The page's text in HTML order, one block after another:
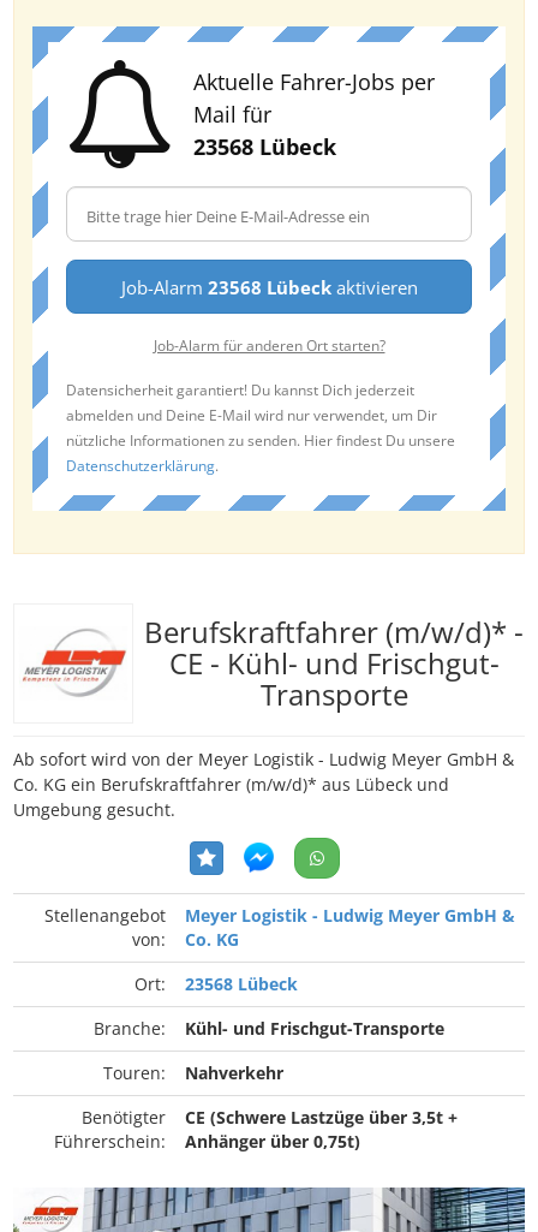
Aktuelle Fahrer-Jobs per
Mail für
23568 Lübeck
Job-Alarm 23568 Lübeckaktivieren
Job-Alarm für anderen Ort starten?
Datensicherheit garantiert! Du kannst Dich jederzeit
abmelden und Deine E-Mail wird nur verwendet, um Dir
nützliche Informationen zu senden. Hier findest Du unsere
Datenschutzerklärung.
Berufskraftfahrer (m/w/d)* -
CE - Kühl- und Frischgut-
Transporte
Ab sofort wird von der Meyer Logistik - Ludwig Meyer GmbH &
Co. KG ein Berufskraftfahrer (m/w/d)* aus Lübeck und
Umgebung gesucht.
Stellenangebot
von:
Meyer Logistik - Ludwig Meyer GmbH &
Co. KG
Ort:
23568 Lübeck
Branche:
Kühl- und Frischgut-Transporte
Touren:
Nahverkehr
Benötigter
Führerschein:
CE (Schwere Lastzüge über 3,5t +
Anhänger über 0,75t)